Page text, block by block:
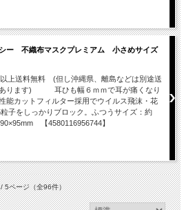
ー 不織布マスクプレミアム 小さめサイズ
上送料無料 (但し沖縄県、離島などは別途送
あります) 耳ひも幅６ｍｍで耳が痛くなり
能カットフィルター採用でウイルス飛沫・花
子をしっかりブロック。ふつうサイズ：約
【4580116956744】
5ページ（全96件）